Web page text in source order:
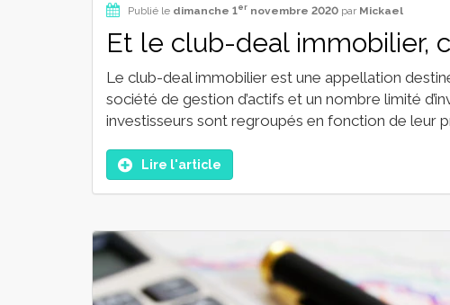
Publié le dimanche 1er novembre 2020 par Mickael
Et le club-deal immobilier,
Le club-deal immobilier est une appellation
société de gestion d’actifs et un nombre limité
investisseurs sont regroupés en fonction de leur
Lire l'article